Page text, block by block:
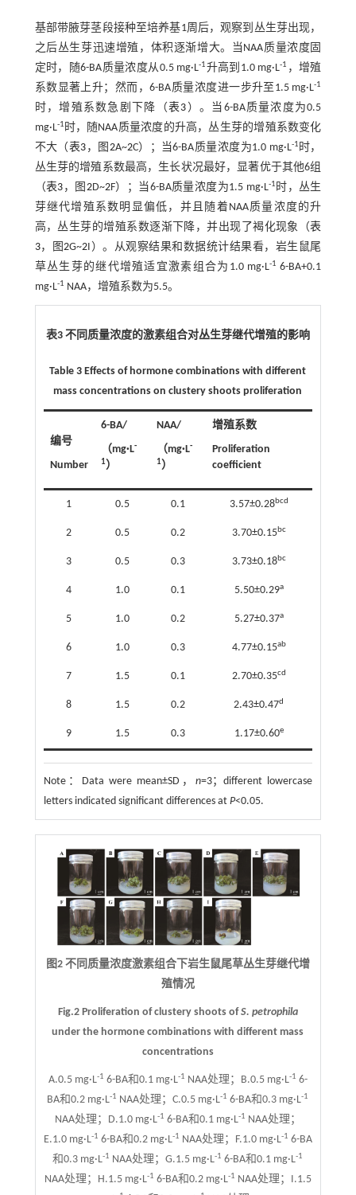
基部带腋芽茎段接种至培养基1周后，观察到丛生芽出现，
之后丛生芽迅速增殖，体积逐渐增大。当NAA质量浓度固
定时，随6-BA质量浓度从0.5 mg·L-1升高到1.0 mg·L-1 ，增殖
系数显著上升；然而，6-BA质量浓度进一步升至1.5 mg·L-1
时，增殖系数急剧下降（表3 ）。当6-BA质量浓度为0.5
mg·L-1时，随NAA质量浓度的升高，丛生芽的增殖系数变化
不大（表3 ，图 2A~2C）；当6-BA质量浓度为1.0 mg·L-1时，
丛生芽的增殖系数最高，生长状况最好，显著优于其他6组
（表3 ，图 2D~2F）；当6-BA质量浓度为1.5 mg·L-1时，丛生
芽继代增殖系数明显偏低，并且随着NAA质量浓度的升
高，丛生芽的增殖系数逐渐下降，并出现了褐化现象（表
3，图2G~2I）。从观察结果和数据统计结果看，岩生鼠尾
草丛生芽的继代增殖适宜激素组合为1.0 mg·L-1 6-BA+0.1
mg·L-1 NAA，增殖系数为5.5。
表3 不同质量浓度的激素组合对丛生芽继代增殖的影响
Table 3 Effects of hormone combinations with different
mass concentrations on clustery shoots proliferation
编号
Number
6-BA/
（mg·L-
1）
NAA/
（mg·L-
1）
增殖系数
Proliferation
coefficient
1 0.5 0.1 3.57±0.28bcd
2 0.5 0.2 3.70±0.15 bc
3 0.5 0.3 3.73±0.18bc
4 1.0 0.1 5.50±0.29a
5 1.0 0.2 5.27±0.37a
6 1.0 0.3 4.77±0.15ab
7 1.5 0.1 2.70±0.35cd
8 1.5 0.2 2.43±0.47d
9 1.5 0.3 1.17±0.60e
Note： Data were mean±SD，n=3；different lowercase
letters indicated significant differences at P<0.05.
图2 不同质量浓度激素组合下岩生鼠尾草丛生芽继代增
殖情况
Fig.2 Proliferation of clustery shoots ofS. petrophila
under the hormone combinations with different mass
concentrations
A.0.5 mg·L-1 6-BA和0.1 mg·L-1 NAA处理；B.0.5 mg·L-1 6-
BA和0.2 mg·L-1 NAA处理；C.0.5 mg·L-1 6-BA和0.3 mg·L-1
NAA处理；D.1.0 mg·L-1 6-BA和0.1 mg·L-1 NAA处理；
E.1.0 mg·L-1 6-BA和0.2 mg·L-1 NAA处理；F.1.0 mg·L-1 6-BA
和0.3 mg·L-1 NAA处理；G.1.5 mg·L-1 6-BA和0.1 mg·L-1
NAA处理；H.1.5 mg·L-1 6-BA和0.2 mg·L-1 NAA处理；I.1.5